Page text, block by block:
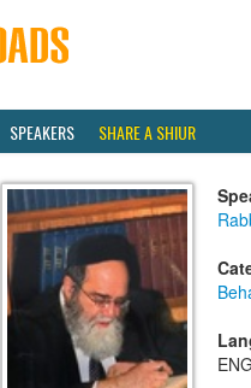
SPEAKERS SHARE A SHIUR